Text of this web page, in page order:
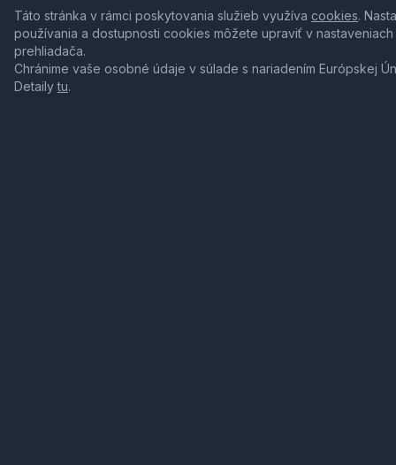
Táto stránka v rámci poskytovania služieb využíva cookies.
používania a dostupnosti cookies môžete upraviť v nastaveniach
prehliadača.
Chránime vaše osobné údaje v súlade s nariadením Európskej
Detailytu.